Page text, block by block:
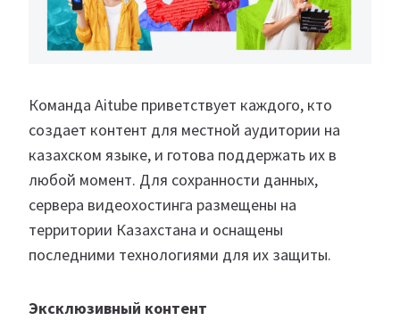
Команда Aitube приветствует каждого, кто
создает контент для местной аудитории на
казахском языке, и готова поддержать их в
любой момент. Для сохранности данных,
сервера видеохостинга размещены на
территории Казахстана и оснащены
последними технологиями для их защиты.
Эксклюзивный контент